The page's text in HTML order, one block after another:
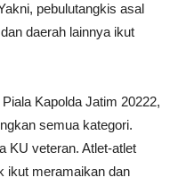
pebulutangkis asal
daerah lainnya ikut
Kapolda Jatim 20222,
semua kategori.
KU veteran. Atlet-atlet
ikut meramaikan dan